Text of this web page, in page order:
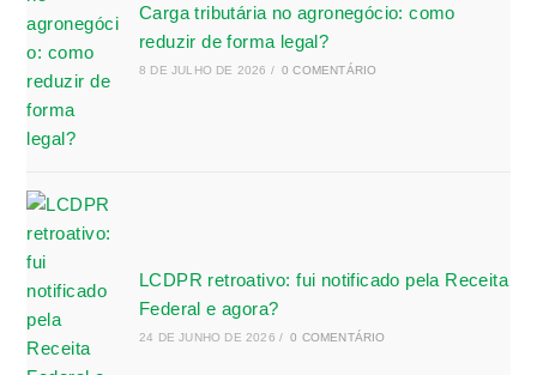
Carga tributária no agronegócio: como
reduzir de forma legal?
8 DE JULHO DE 2026 / 0 COMENTÁRIO
LCDPR retroativo: fui notificado pela Receita
Federal e agora?
24 DE JUNHO DE 2026 / 0 COMENTÁRIO